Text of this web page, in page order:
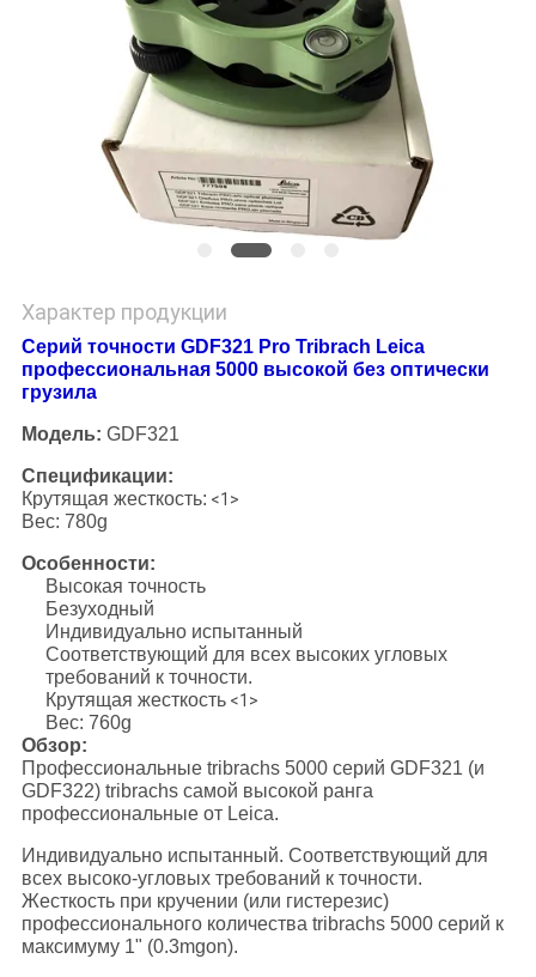
Характер продукции
Серий точности GDF321 Pro Tribrach Leica
профессиональная 5000 высокой без оптически
грузила
Модель: GDF321
Спецификации:
Крутящая жесткость: <1>
Вес: 780g
Особенности:
Высокая точность
Безуходный
Индивидуально испытанный
Соответствующий для всех высоких угловых
требований к точности.
Крутящая жесткость<1>
Вес: 760g
Обзор:
Профессиональные tribrachs 5000 серий GDF321 (и
GDF322) tribrachs самой высокой ранга
профессиональные от Leica.
Индивидуально испытанный. Соответствующий для
всех высоко-угловых требований к точности.
Жесткость при кручении (или гистерезис)
профессионального количества tribrachs 5000 серий к
максимуму 1" (0.3mgon).